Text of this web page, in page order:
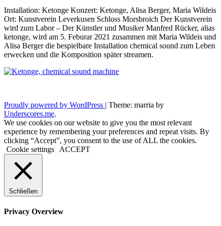
Installation: Ketonge Konzert: Ketonge, Alisa Berger, Maria Wildeis
Ort: Kunstverein Leverkusen Schloss Morsbroich Der Kunstverein
wird zum Labor – Der Künstler und Musiker Manfred Rücker, alias
ketonge, wird am 5. Feburar 2021 zusammen mit Maria Wildeis und
Alisa Berger die bespielbare Installation chemical sound zum Leben
erwecken und die Komposition später streamen.
Proudly powered by WordPress
Theme: marria by
Underscores.me.
We use cookies on our website to give you the most relevant
experience by remembering your preferences and repeat visits. By
clicking “Accept”, you consent to the use of ALL the cookies.
Cookie settings ACCEPT
Schließen
Privacy Overview